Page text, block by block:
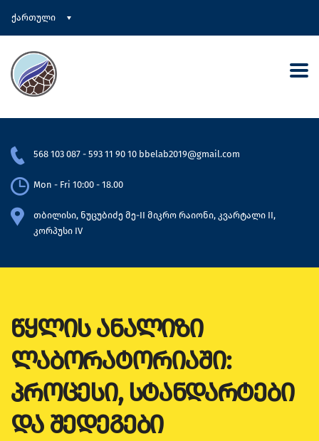
ქართული
568 103 087 - 593 11 90 10 bbelab2019@gmail.com
Mon - Fri 10:00 - 18.00
თბილისი, ნუცუბიძე მე-II მიკრო რაიონი, კვარტალი II,
კორპუსი IV
ᲬᲧᲚᲘᲡ ᲐᲜᲐᲚᲘᲖᲘ
ᲚᲐᲑᲝᲠᲐᲢᲝᲠᲘᲐᲨᲘ:
ᲞᲠᲝᲪᲔᲡᲘ, ᲡᲢᲐᲜᲓᲐᲠᲢᲔᲑᲘ
ᲓᲐ ᲨᲔᲓᲔᲒᲔᲑᲘ